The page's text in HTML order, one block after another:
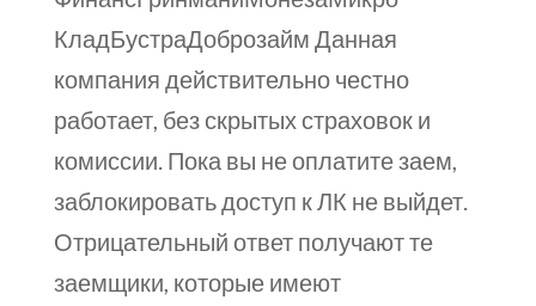
КладБустраДоброзайм Данная
компания действительно честно
работает, без скрытых страховок и
комиссии. Пока вы не оплатите заем,
заблокировать доступ к ЛК не выйдет.
Отрицательный ответ получают те
заемщики, которые имеют